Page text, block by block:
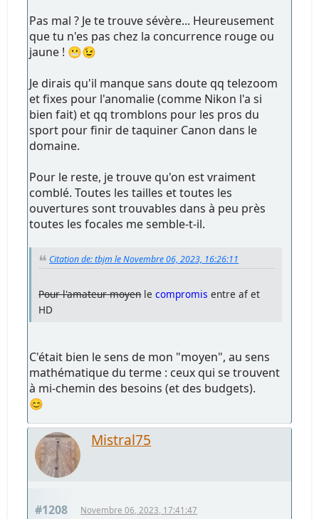
Pas mal ? Je te trouve sévère... Heureusement
que tu n'es pas chez la concurrence rouge ou
jaune ! 😬😉
Je dirais qu'il manque sans doute qq telezoom
et fixes pour l'anomalie (comme Nikon l'a si
bien fait) et qq tromblons pour les pros du
sport pour finir de taquiner Canon dans le
domaine.
Pour le reste, je trouve qu'on est vraiment
comblé. Toutes les tailles et toutes les
ouvertures sont trouvables dans à peu près
toutes les focales me semble-t-il.
Citation de: tbjm le Novembre 06, 2023, 16:26:11
Pour l'amateur moyenlecompromis entre af et
HD
C'était bien le sens de mon "moyen", au sens
mathématique du terme : ceux qui se trouvent
à mi-chemin des besoins (et des budgets).
😊
Mistral75
#1208 Novembre 06, 2023, 17:41:47